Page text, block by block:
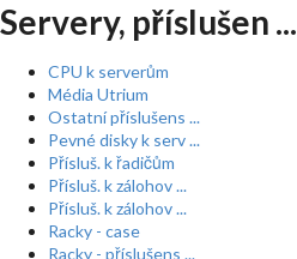
Servery, příslušen ...
CPU k serverům
Média Utrium
Ostatní příslušens ...
Pevné disky k serv ...
Přísluš. k řadičům
Přísluš. k zálohov ...
Přísluš. k zálohov ...
Racky - case
Racky - příslušens ...